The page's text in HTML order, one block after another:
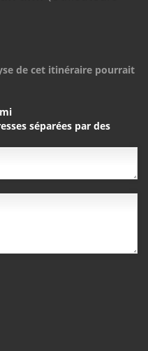
de cet itinéraire pourrait
séparées par des